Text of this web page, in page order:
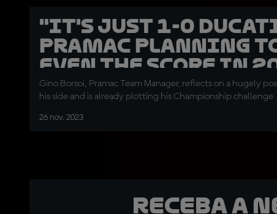
"It's just 1-0
Pramac planning
even the score in
Gino Borsoi, Pramac Team Manager, reflects on a hugely
his side and is already plotting his Championship challenge
26 nov. 2023
Receba a